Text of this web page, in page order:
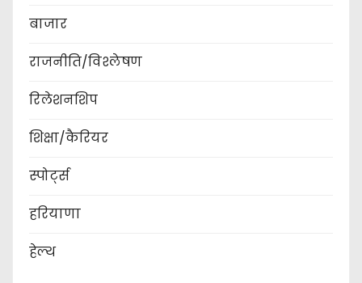
बाजार
राजनीति/विश्लेषण
रिलेशनशिप
शिक्षा/कैरियर
स्पोर्ट्स
हरियाणा
हेल्थ